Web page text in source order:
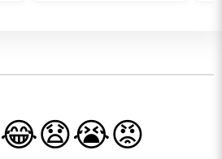
😂😧😭😡